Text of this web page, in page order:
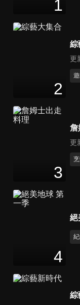
1
2
綜
更
3
詹
更
4
絕
綜